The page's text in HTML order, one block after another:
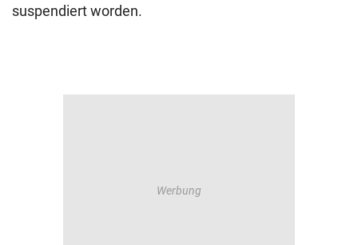
suspendiert worden.